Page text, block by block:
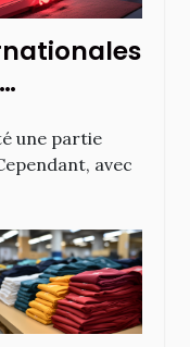
une partie
avec